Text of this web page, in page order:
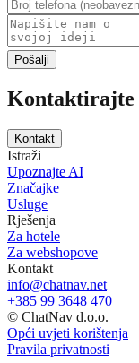
Pošalji
Kontaktirajte
Kontakt
Istraži
Upoznajte AI
Značajke
Usluge
Rješenja
Za hotele
Za webshopove
Kontakt
info@chatnav.net
+385 99 3648 470
© ChatNav d.o.o.
Opći uvjeti korištenja
Pravila privatnosti